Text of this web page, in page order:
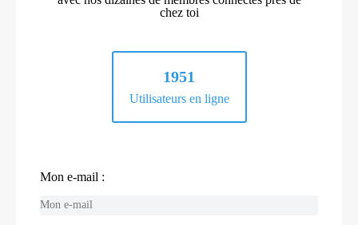
chez toi
1951
Utilisateurs en ligne
Mon e-mail :